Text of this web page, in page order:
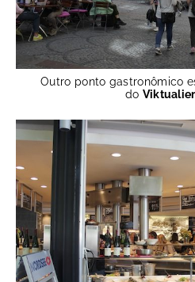
Outro ponto gastronômico
do